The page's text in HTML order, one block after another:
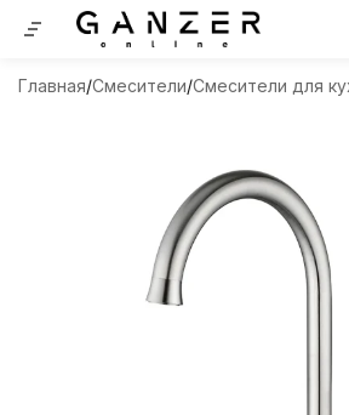
Главная Смесители Смесители для